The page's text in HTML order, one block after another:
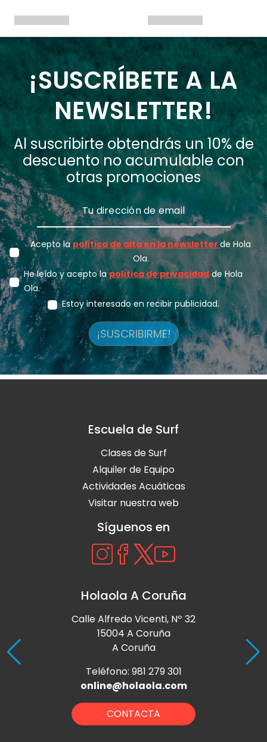
¡SUSCRÍBETE A LA
NEWSLETTER!
Al suscribirte obtendrás un 10% de
descuento no acumulable con
otras promociones
Acepto lapolítica de alta en la newsletter de Hola
Ola.
He leído y acepto lapolítica de privacidadde Hola
Ola.
Estoy interesado en recibir publicidad.
¡SUSCRIBIRME!
Escuela de Surf
Clases de Surf
Alquiler de Equipo
Actividades Acuáticas
Visitar nuestra web
Síguenos en
Holaola A Coruña
Calle Alfredo Vicenti, Nº 32
15004 A Coruña
A Coruña
Teléfono: 981 279 301
online@holaola.com
CONTACTA